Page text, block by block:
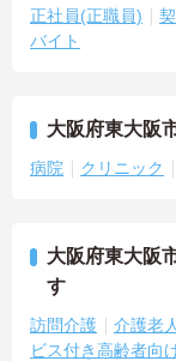
正社員(正職員)
バイト
大阪府東大阪
病院 クリニック
大阪府東大阪
す
訪問介護 介護老
ビス付き高齢者向